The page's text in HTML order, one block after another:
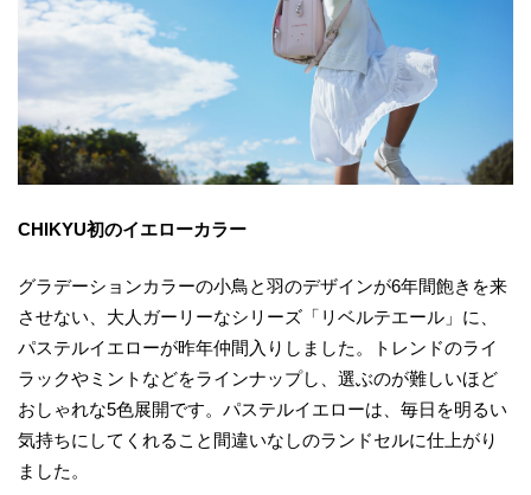
CHIKYU初のイエローカラー
グラデーションカラーの小鳥と羽のデザインが6年間飽きを来
させない、大人ガーリーなシリーズ「リベルテエール」に、
パステルイエローが昨年仲間入りしました。トレンドのライ
ラックやミントなどをラインナップし、選ぶのが難しいほど
おしゃれな5色展開です。パステルイエローは、毎日を明るい
気持ちにしてくれること間違いなしのランドセルに仕上がり
ました。